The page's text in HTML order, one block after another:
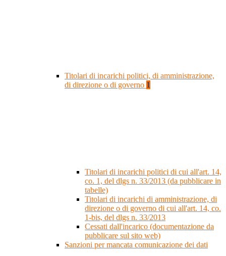
Titolari di incarichi politici, di amministrazione,
di direzione o di governo 1
Titolari di incarichi politici di cui all'art. 14,
co. 1, del dlgs n. 33/2013 (da pubblicare in
tabelle)
Titolari di incarichi di amministrazione, di
direzione o di governo di cui all'art. 14, co.
1-bis, del dlgs n. 33/2013
Cessati dall'incarico (documentazione da
pubblicare sul sito web)
Sanzioni per mancata comunicazione dei dati